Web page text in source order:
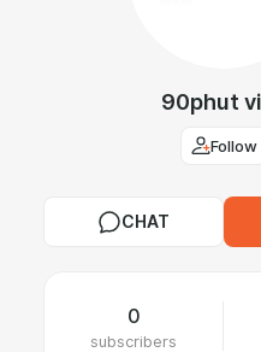
90phut
Follow
CHAT
0
subscribers